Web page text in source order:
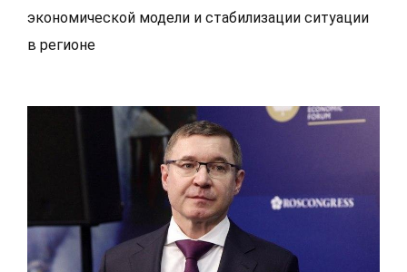
экономической модели и стабилизации ситуации
в регионе